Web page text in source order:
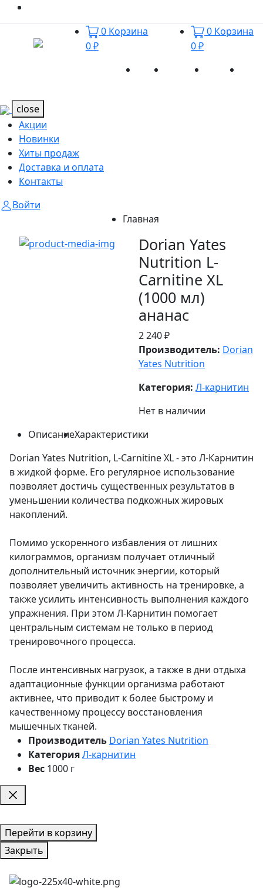
0 Корзина
0 ₽
0 Корзина
0 ₽
Акции Новинки
close
Акции
Новинки
Хиты продаж
Доставка и оплата
Контакты
Войти
Главная
Dorian Yates
Nutrition L-
Carnitine XL
(1000 мл)
ананас
2 240 ₽
Производитель: Dorian
Yates Nutrition
Категория: Л-карнитин
Нет в наличии
ОписаниеХарактеристики
Dorian Yates Nutrition, L-Carnitine XL - это Л-Карнитин
в жидкой форме. Его регулярное использование
позволяет достичь существенных результатов в
уменьшении количества подкожных жировых
накоплений.
Помимо ускоренного избавления от лишних
килограммов, организм получает отличный
дополнительный источник энергии, который
позволяет увеличить активность на тренировке, а
также усилить интенсивность выполнения каждого
упражнения. При этом Л-Карнитин помогает
центральным системам не только в период
тренировочного процесса.
После интенсивных нагрузок, а также в дни отдыха
адаптационные функции организма работают
активнее, что приводит к более быстрому и
качественному процессу восстановления
мышечных тканей.
Производитель Dorian Yates Nutrition
КатегорияЛ-карнитин
Вес 1000 г
Перейти в корзину
Закрыть